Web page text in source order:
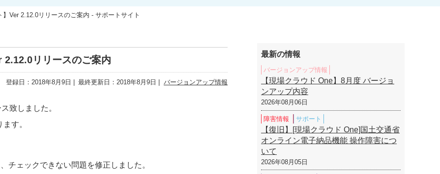
】Ver 2.12.0リリースのご案内 - サポートサイト
2.12.0リリースのご案内
登録日：2018年8月9日 最終更新日：2018年8月9日 バージョンアップ情報
致しました。
す。
チェックできない問題を修正しました。
最新の情報
バージョンアップ情報
【現場クラウド One】8月度 バージョ
ンアップ内容
2026年08月06日
障害情報 サポート
【復旧】[現場クラウド One]国土交通省
オンライン電子納品機能 操作障害につ
いて
2026年08月05日